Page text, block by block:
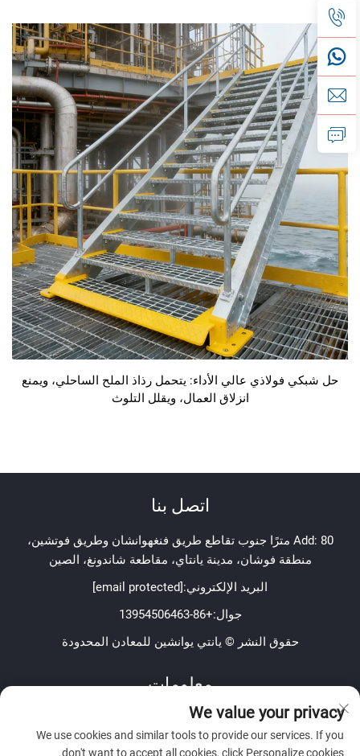
حل شبكي فولاذي عالي الأداء: يتحمل رذاذ الملح الساحلي، ويمنع
انزلاق العمال، ويقلل التلوث
اتصل بنا
Add: 80 مترًا جنوب تقاطع طريق فنغهوانشان وطريق فوتشين،
منطقة فوشان، مدينة يانتاي، مقاطعة شاندونغ، الصين
البريد الإلكتروني:[email protected]
جوال:+86-13954506463
حقوق النشر © يانتي يوانشين للمعادن المحدودة
معلومات
اشترك لتلقي نشرتنا الإخبارية الأسبوعية
We value your privacy
We use cookies and similar tools to provide our services. If you
don't want to accept all cookies, click Personalize cookies.